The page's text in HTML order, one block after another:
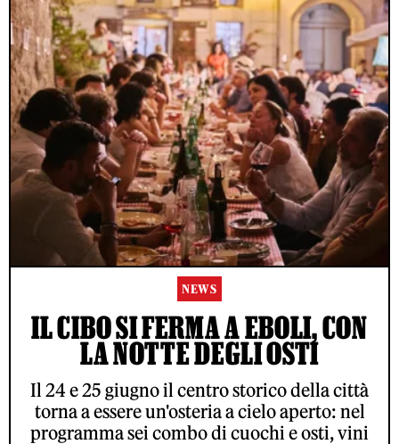
NEWS
IL CIBO SI FERMA A EBOLI, CON
LA NOTTE DEGLI OSTI
Il 24 e 25 giugno il centro storico della città
torna a essere un'osteria a cielo aperto: nel
programma sei combo di cuochi e osti, vini